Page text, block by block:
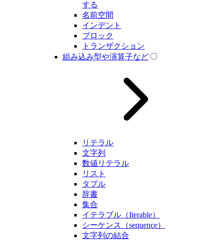
する
名前空間
インデント
ブロック
トランザクション
組み込み型や演算子など
リテラル
文字列
数値リテラル
リスト
タプル
辞書
集合
イテラブル（Iterable）
シーケンス（sequence）
文字列の結合